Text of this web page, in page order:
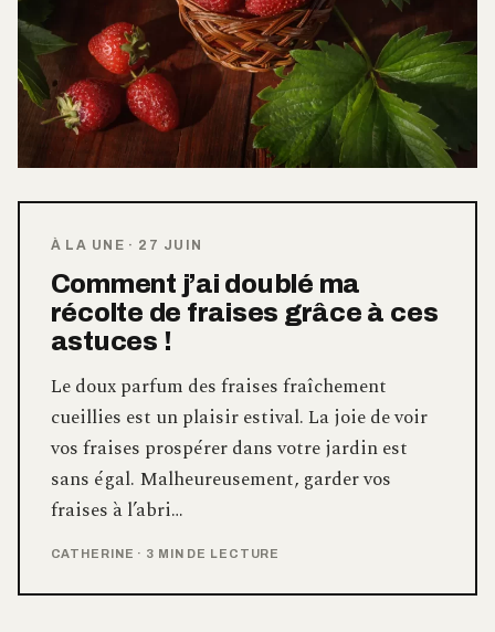
À LA UNE · 27 JUIN
Comment j’ai doublé ma
récolte de fraises grâce à ces
astuces !
Le doux parfum des fraises fraîchement
cueillies est un plaisir estival. La joie de voir
vos fraises prospérer dans votre jardin est
sans égal. Malheureusement, garder vos
fraises à l’abri…
CATHERINE · 3 MIN DE LECTURE